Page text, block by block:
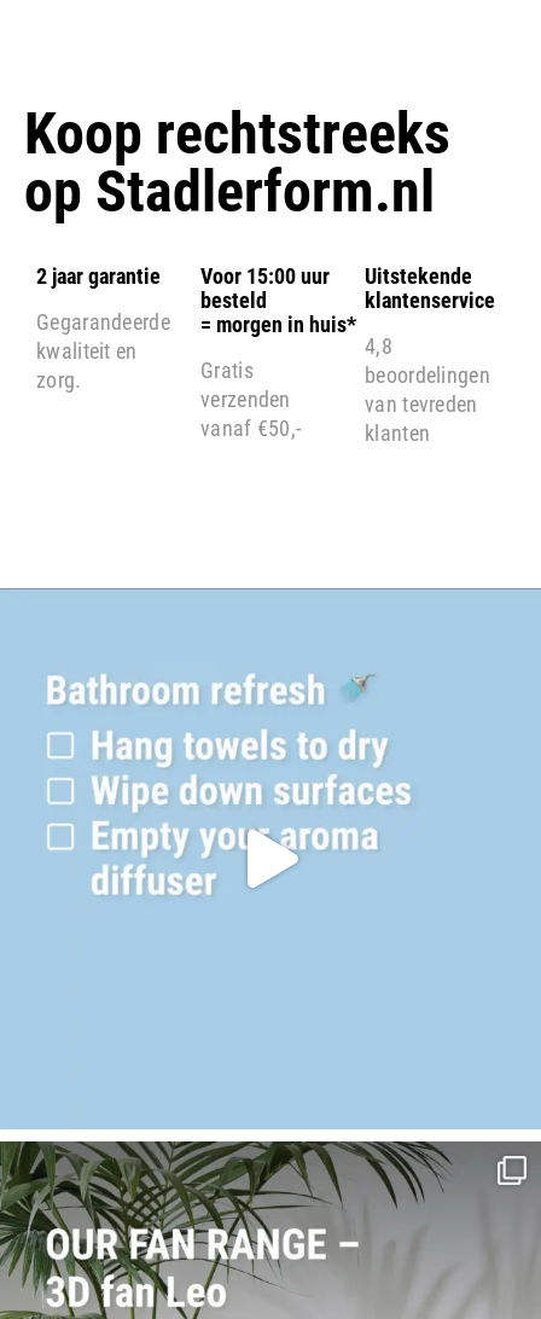
Koop rechtstreeks
op Stadlerform.nl
2 jaar garantie
Gegarandeerde
kwaliteit en
zorg.
Voor 15:00 uur
besteld
= morgen in huis*
Gratis
verzenden
vanaf €50,-
Uitstekende
klantenservice
4,8
beoordelingen
van tevreden
klanten